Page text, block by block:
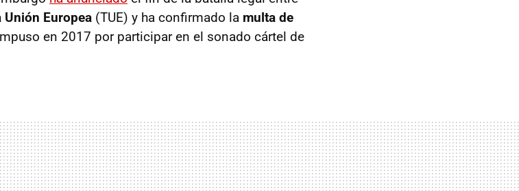
Unión Europea (TUE) y ha confirmado la multa de
en 2017 por participar en el sonado cártel de